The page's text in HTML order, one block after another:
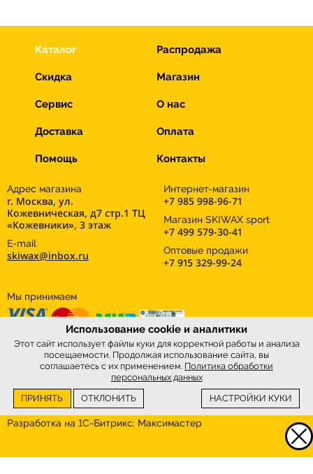
Каталог Распродажа
Скидка Магазин
Сервис О нас
Доставка Оплата
Помощь Контакты
Интернет-магазинSkiWax.ru © 2026
Разработка на 1С-Битрикс: Максимастер
Адрес магазина
г. Москва, ул.
Кожевническая, д7 стр.1 ТЦ
«Кожевники», 3 этаж
E-mail
skiwax@inbox.ru
Интернет-магазин
+7 985 998-96-71
Магазин SKIWAX sport
+7 499 579-30-41
Оптовые продажи
+7 915 329-99-24
Мы принимаем
Использование cookie и аналитики
Этот сайт использует файлы куки для корректной работы и анализа
посещаемости. Продолжая использование сайта, вы
соглашаетесь с их применением. Политика обработки
персональных данных
ПРИНЯТЬ
ОТКЛОНИТЬ НАСТРОЙКИ КУКИ